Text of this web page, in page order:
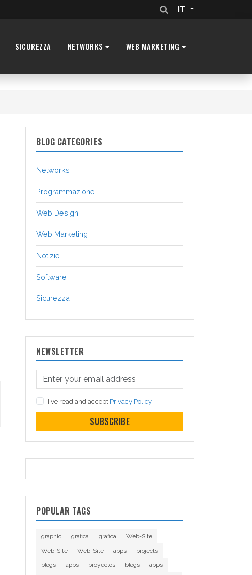
IT
SICUREZZA NETWORKS WEB MARKETING
BLOG CATEGORIES
Networks
Programmazione
Web Design
Web Marketing
Notizie
Software
Sicurezza
NEWSLETTER
I've read and accept Privacy Policy
SUBSCRIBE
POPULAR TAGS
graphic grafica grafica
Web-Site
Web-Site
Web-Site apps
projects
blogs
apps proyectos blogs
apps